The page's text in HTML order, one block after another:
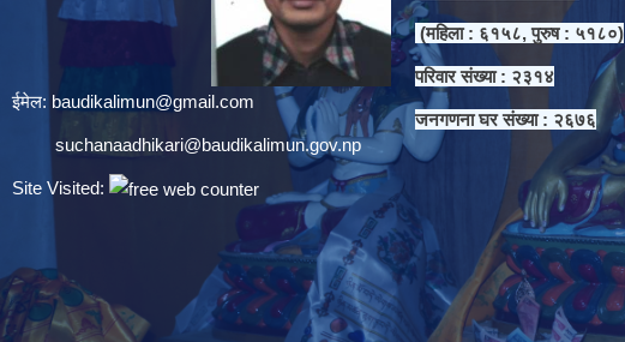
ईमेल: baudikalimun@gmail.com
suchanaadhikari@baudikalimun.gov.np
Site Visited:
(महिला : ६१५८, पुरुष : ५१८०)
परिवार संख्या : २३१४
जनगणना घर संख्या : २६७६